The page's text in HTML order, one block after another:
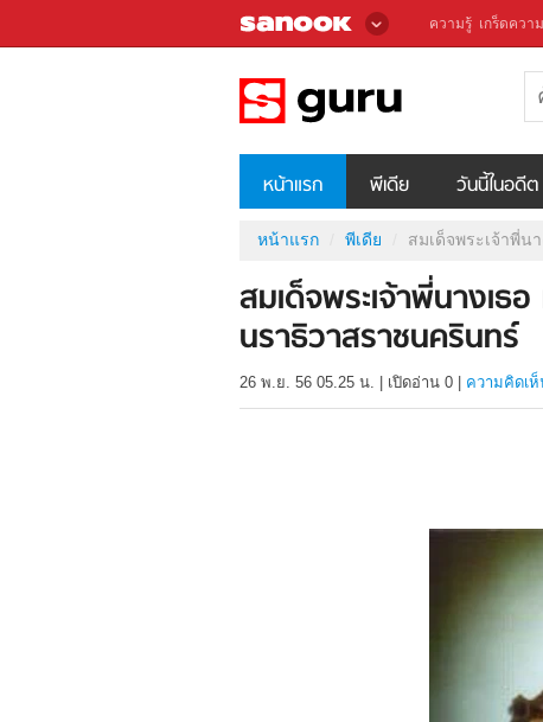
ความรู้ เกร็ดควา
หน้าแรก พีเดีย วันนี้ในอดีต
หน้าแรก พีเดีย สมเด็จพระเจ้าพี่
สมเด็จพระเจ้าพี่นางเ
นราธิวาสราชนครินทร์
26 พ.ย. 56 05.25 น. เปิดอ่าน 0 ความคิดเ